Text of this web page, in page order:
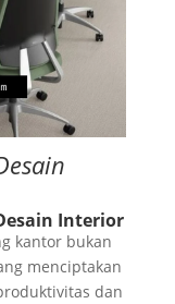
Interior
kantor bukan
menciptakan
dan